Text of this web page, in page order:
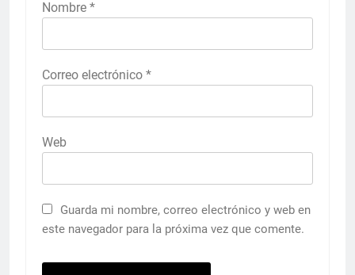
Nombre *
Correo electrónico *
Web
Guarda mi nombre, correo electrónico y web en
este navegador para la próxima vez que comente.